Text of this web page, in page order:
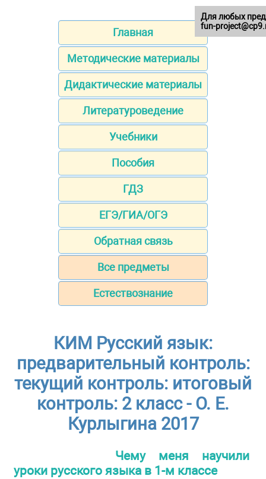
Главная
Методические материалы
Дидактические материалы
Литературоведение
Учебники
Пособия
ГДЗ
ЕГЭ/ГИА/ОГЭ
Обратная связь
Все предметы
Естествознание
КИМ Русский язык:
предварительный контроль:
текущий контроль: итоговый
контроль: 2 класс - О. Е.
Курлыгина 2017
Чему меня научили
уроки русского языка в 1-м классе
Для любых
fun-